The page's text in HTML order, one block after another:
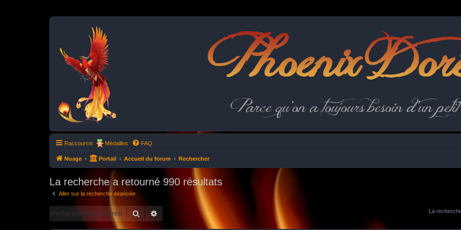
Phoenix
Parce qu'on a toujours besoin d'un
Raccourcis Médailles FAQ
Nuage Portail Accueil du forum Rechercher
La recherche a retourné 990 résultats
Aller sur la recherche avancée
RechercherRecherche avancée La